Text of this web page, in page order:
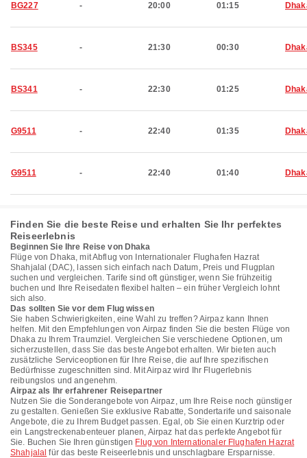
BG227 - 20:00 01:15
BS345 - 21:30 00:30
BS341 - 22:30 01:25
G9511 - 22:40 01:35
G9511 - 22:40 01:40
Finden Sie die beste Reise und erhalten Sie Ihr perfektes
Reiseerlebnis
Beginnen Sie Ihre Reise von Dhaka
Flüge von Dhaka, mit Abflug von Internationaler Flughafen Hazrat
Shahjalal (DAC), lassen sich einfach nach Datum, Preis und Flugplan
suchen und vergleichen. Tarife sind oft günstiger, wenn Sie frühzeitig
buchen und Ihre Reisedaten flexibel halten – ein früher Vergleich lohnt
sich also.
Das sollten Sie vor dem Flug wissen
Sie haben Schwierigkeiten, eine Wahl zu treffen? Airpaz kann Ihnen
helfen. Mit den Empfehlungen von Airpaz finden Sie die besten Flüge von
Dhaka zu Ihrem Traumziel. Vergleichen Sie verschiedene Optionen, um
sicherzustellen, dass Sie das beste Angebot erhalten. Wir bieten auch
zusätzliche Serviceoptionen für Ihre Reise, die auf Ihre spezifischen
Bedürfnisse zugeschnitten sind. Mit Airpaz wird Ihr Flugerlebnis
reibungslos und angenehm.
Airpaz als Ihr erfahrener Reisepartner
Nutzen Sie die Sonderangebote von Airpaz, um Ihre Reise noch günstiger
zu gestalten. Genießen Sie exklusive Rabatte, Sondertarife und saisonale
Angebote, die zu Ihrem Budget passen. Egal, ob Sie einen Kurztrip oder
ein Langstreckenabenteuer planen, Airpaz hat das perfekte Angebot für
Sie. Buchen Sie Ihren günstigen Flug von Internationaler Flughafen Hazrat
Shahjalal für das beste Reiseerlebnis und unschlagbare Ersparnisse.